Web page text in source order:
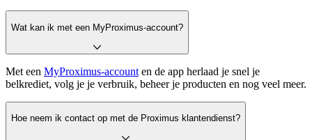
Wat kan ik met een MyProximus-account?
Met een MyProximus-account en de app herlaad je snel je
belkrediet, volg je je verbruik, beheer je producten en nog veel meer.
Hoe neem ik contact op met de Proximus klantendienst?